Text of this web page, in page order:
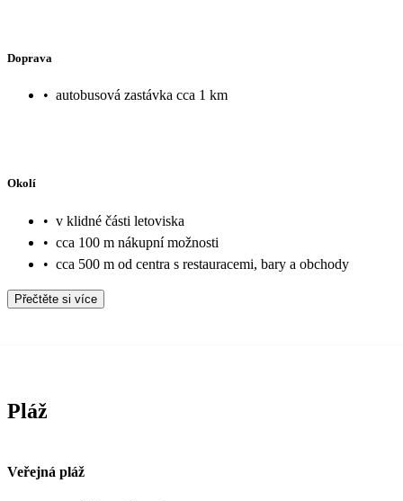
Doprava
• autobusová zastávka cca 1 km
Okolí
• v klidné části letoviska
• cca 100 m nákupní možnosti
• cca 500 m od centra s restauracemi, bary a obchody
Přečtěte si více
Pláž
Veřejná pláž